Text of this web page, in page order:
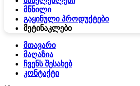
მწნილი
გაყინული პროდუქტები
მეტინაკლები
მთავარი
მაღაზია
ჩვენს შესახებ
კონტაქტი